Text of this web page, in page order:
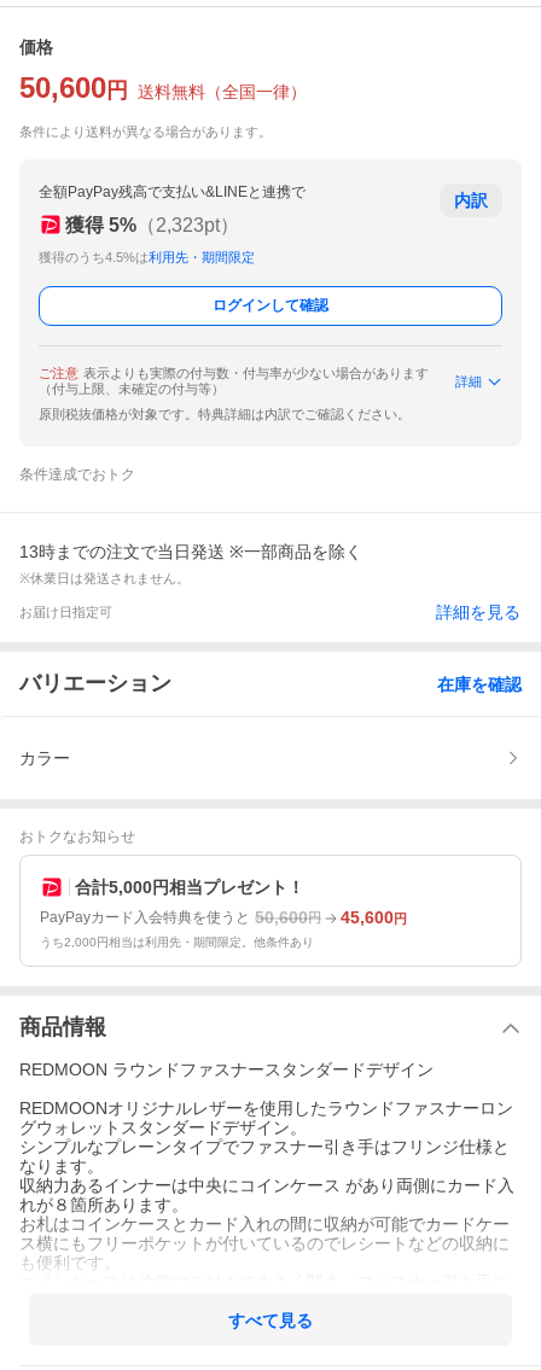
価格
50,600 円 送料無料 （全国一律）
条件により送料が異なる場合があります。
全額PayPay残高で支払い&LINEと連携で
獲得 5% （2,323pt）
獲得のうち4.5%は利用先・期間限定
内訳
ログインして確認
ご注意 表示よりも実際の付与数・付与率が少ない場合があります
（付与上限、未確定の付与等）
詳細
原則税抜価格が対象です。特典詳細は内訳でご確認ください。
条件達成でおトク
13時までの注文で当日発送 ※一部商品を除く
※休業日は発送されません。
お届け日指定可 詳細を見る
バリエーション 在庫を確認
カラー
おトクなお知らせ
合計5,000円相当プレゼント！
PayPayカード入会特典を使うと 50,600円 45,600円
うち2,000円相当は利用先・期間限定。他条件あり
商品情報
REDMOON ラウンドファスナースタンダードデザイン
REDMOONオリジナルレザーを使用したラウンドファスナーロン
グウォレットスタンダードデザイン。
シンプルなプレーンタイプでファスナー引き手はフリンジ仕様と
なります。
収納力あるインナーは中央にコインケース があり両側にカード入
れが８箇所あります。
お札はコインケースとカード入れの間に収納が可能でカードケー
ス横にもフリーポケットが付いているのでレシートなどの収納に
も便利です。
コインケースにはREDMOON刻印が入ります。
すべて見る